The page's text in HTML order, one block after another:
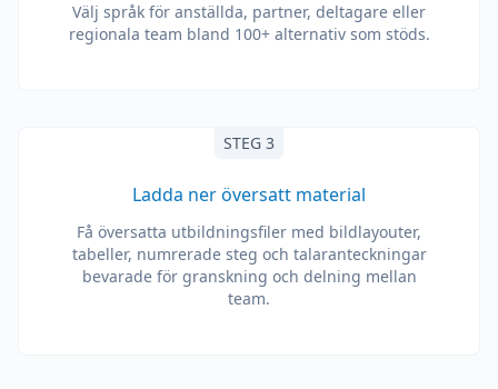
Välj språk för anställda, partner, deltagare eller
regionala team bland 100+ alternativ som stöds.
STEG 3
Ladda ner översatt material
Få översatta utbildningsfiler med bildlayouter,
tabeller, numrerade steg och talaranteckningar
bevarade för granskning och delning mellan
team.